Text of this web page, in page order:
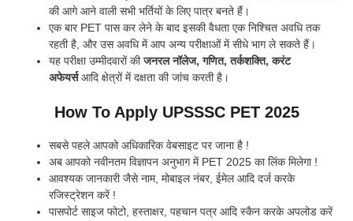
की आगे आने वाली सभी भर्तियों के लिए पात्र बनते हैं।
एक बार PET पास कर लेने के बाद इसकी वैधता एक निश्चित अवधि तक
रहती है, और उस अवधि में आप अन्य परीक्षाओं में सीधे भाग ले सकते हैं।
यह परीक्षा उम्मीदवारों कीजनरल नॉलेज, गणित, तर्कशक्ति, करंट
अफेयर्सआदि क्षेत्रों में दक्षता की जांच करती है।
How To Apply UPSSSC PET 2025
सबसे पहले आपको अधिकारिक वेबसाइट पर जाना है !
अब आपको नवीनतम विज्ञापन अनुभाग में PET 2025 का लिंक मिलेगा !
आवश्यक जानकारी जैसे नाम, मोबाइल नंबर, ईमेल आदि दर्ज करके
रजिस्ट्रेशन करें !
पासपोर्ट साइज फोटो, हस्ताक्षर, पहचान पत्र आदि स्कैन करके अपलोड करें